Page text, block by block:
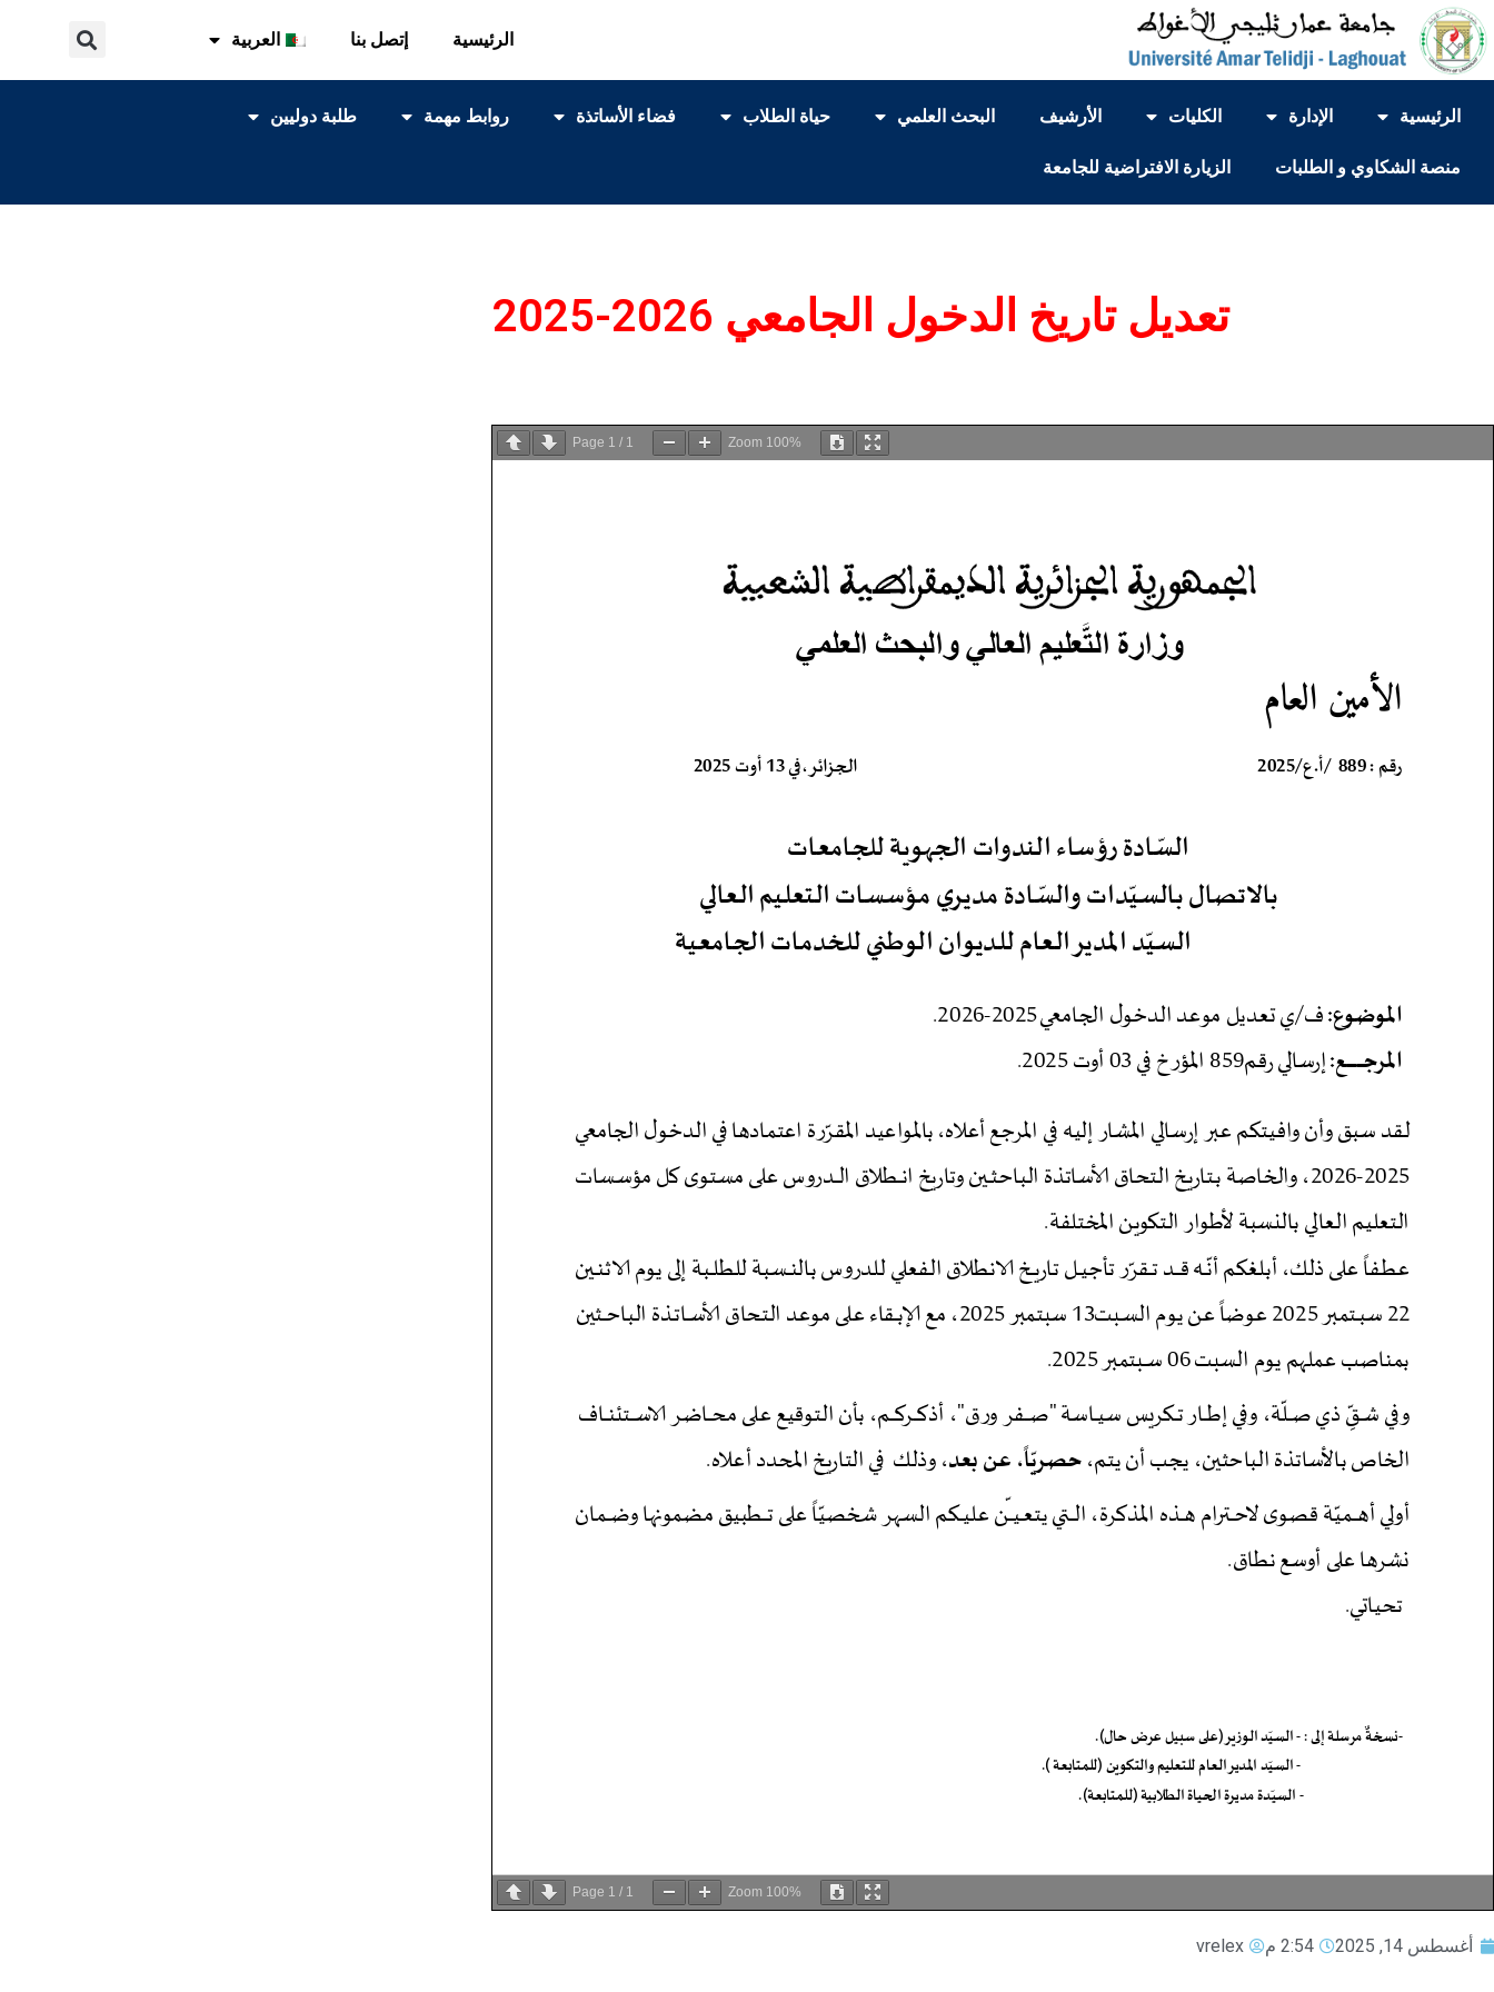
الرئيسية إتصل بنا العربية
الرئيسية الإدارة الكليات الأرشيف البحث العلمي حياة الطلاب فضاء الأساتذة روابط مهمة طلبة دوليين
منصة الشكاوي و الطلبات الزيارة الافتراضية للجامعة
تعديل تاريخ الدخول الجامعي 2026-2025
Page 1 / 1 Zoom 100%
Page 1 / 1 Zoom 100%
أغسطس 14, 2025 2:54 م vrelex